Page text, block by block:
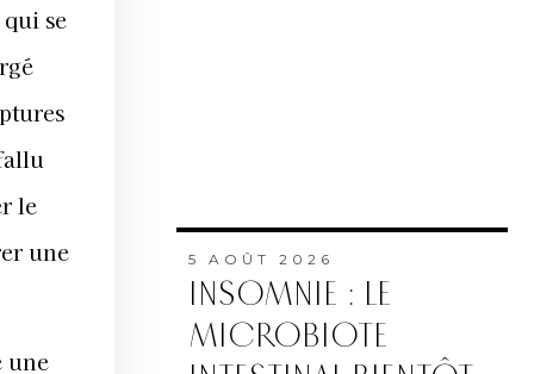
se
le
une
une
5 AOÛT 2026
INSOMNIE : LE
MICROBIOTE